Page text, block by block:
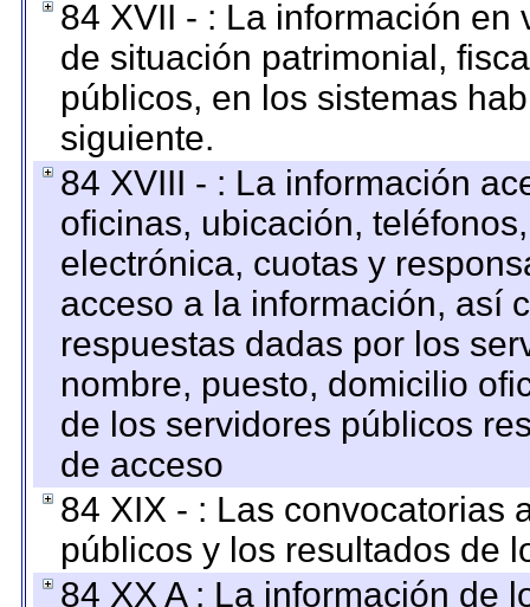
84 XVII - : La información
de situación patrimonial,
públicos, en los sistemas
siguiente.
84 XVIII - : La información
oficinas, ubicación,
electrónica, cuotas y
acceso a la información, así
respuestas dadas por los
nombre, puesto, domicilio
de los servidores públicos
de acceso
84 XIX - : Las convocatorias
públicos y los resultados de
84 XX A : La información de